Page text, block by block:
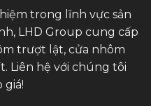
trong lĩnh vực sản
LHD Group cung cấp
trượt lật, cửa nhôm
Liên hệ với chúng tôi
giá!